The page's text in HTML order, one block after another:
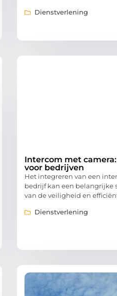
Dienstverlening
Intercom met
voor bedrijven
Het integreren van een
bedrijf kan een belangrijke
van de veiligheid en
Dienstverlening